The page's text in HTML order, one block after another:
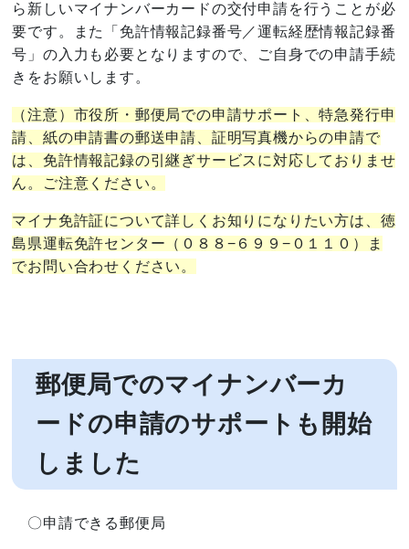
ら新しいマイナンバーカードの交付申請を行うことが必
要です。また「免許情報記録番号／運転経歴情報記録番
号」の入力も必要となりますので、ご自身での申請手続
きをお願いします。
（注意）市役所・郵便局での申請サポート、特急発行申
請、紙の申請書の郵送申請、証明写真機からの申請で
は、 免許情報記録の引継ぎサービスに対応しておりませ
ん。ご注意ください。
マイナ免許証について詳しくお知りになりたい方は、 徳
島県運転免許センター（０８８−６９９−０１１０）ま
でお問い合わせください。
郵便局でのマイナンバーカ
ードの申請のサポートも開始
しました
〇申請できる郵便局